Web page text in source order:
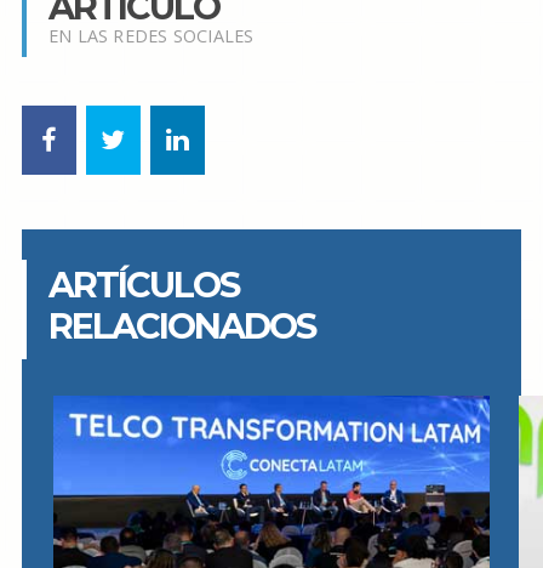
EN LAS REDES SOCIALES
ARTÍCULOS
RELACIONADOS